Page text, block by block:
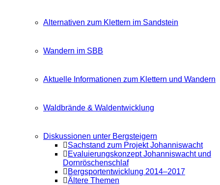
Alternativen zum Klettern im Sandstein
Wandern im SBB
Aktuelle Informationen zum Klettern und Wandern
Waldbrände & Waldentwicklung
Diskussionen unter Bergsteigern
Sachstand zum Projekt Johanniswacht
Evaluierungskonzept Johanniswacht und
Dornröschenschlaf
Bergsportentwicklung 2014–2017
Ältere Themen